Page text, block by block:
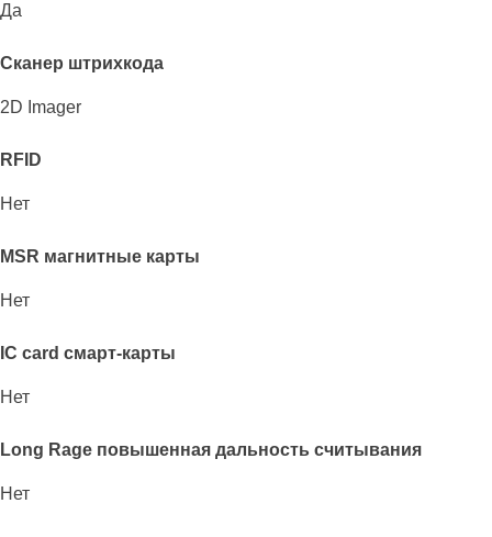
Да
Сканер штрихкода
2D Imager
RFID
Нет
MSR магнитные карты
Нет
IC card смарт-карты
Нет
Long Rage повышенная дальность считывания
Нет